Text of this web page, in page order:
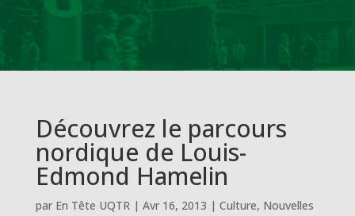
Découvrez le parcours
nordique de Louis-
Edmond Hamelin
par En Tête UQTR| Avr 16, 2013 | Culture, Nouvelles